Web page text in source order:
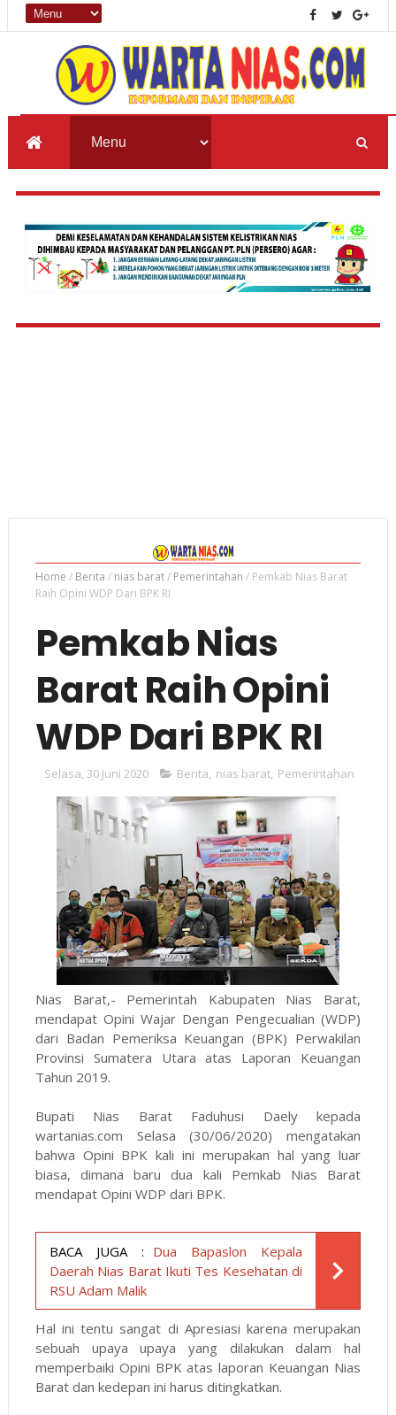
Home / Berita / nias barat/ Pemerintahan / Pemkab Nias Barat
Raih Opini WDP Dari BPK RI
Pemkab Nias
Barat Raih Opini
WDP Dari BPK RI
Selasa, 30 Juni 2020 Berita, nias barat, Pemerintahan
Nias Barat,- Pemerintah Kabupaten Nias Barat,
mendapat Opini Wajar Dengan Pengecualian (WDP)
dari Badan Pemeriksa Keuangan (BPK) Perwakilan
Provinsi Sumatera Utara atas Laporan Keuangan
Tahun 2019.
Bupati Nias Barat Faduhusi Daely kepada
wartanias.com Selasa (30/06/2020) mengatakan
bahwa Opini BPK kali ini merupakan hal yang luar
biasa, dimana baru dua kali Pemkab Nias Barat
mendapat Opini WDP dari BPK.
BACA JUGA : Dua Bapaslon Kepala
Daerah Nias Barat Ikuti Tes Kesehatan di
RSU Adam Malik
Hal ini tentu sangat di Apresiasi karena merupakan
sebuah upaya upaya yang dilakukan dalam hal
memperbaiki Opini BPK atas laporan Keuangan Nias
Barat dan kedepan ini harus ditingkatkan.